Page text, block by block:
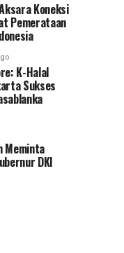
Koneksi
Pemerataan
K-Halal
Sukses
Meminta
DKI